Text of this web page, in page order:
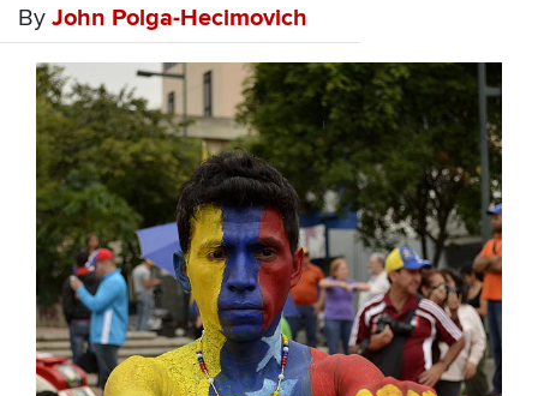
By John Polga-Hecimovich